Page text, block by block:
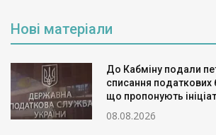
Нові матеріали
До Кабміну подали
списання податкових
що пропонують
08.08.2026